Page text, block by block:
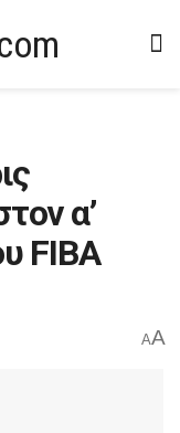
α’
FIBA
AA